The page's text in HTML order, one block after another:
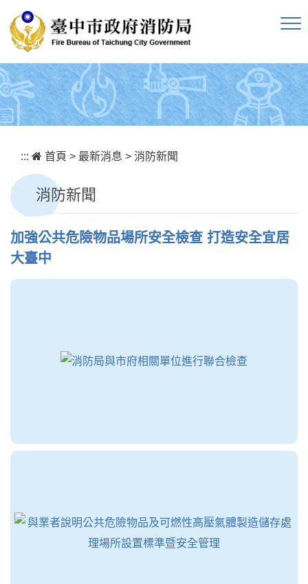
::: 首頁 > 最新消息 > 消防新聞
消防新聞
加強公共危險物品場所安全檢查 打造安全宜居
大臺中